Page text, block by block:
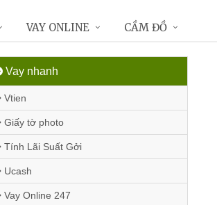
Vay nhanh
Vtien
Giấy tờ photo
Tính Lãi Suất Gởi
Ucash
Vay Online 247
VAY ONLINE CẦM ĐỒ